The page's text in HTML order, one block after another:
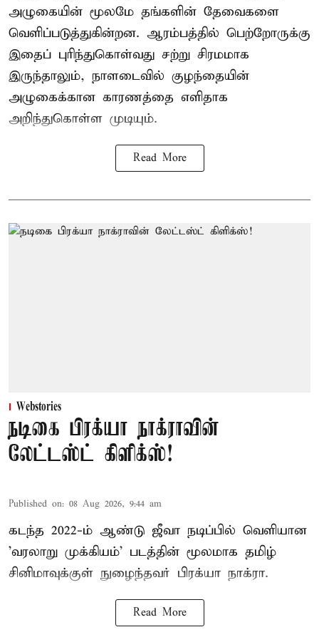
அழுகையின் மூலமே தங்களின் தேவைகளை
வெளிப்படுத்துகின்றன. ஆரம்பத்தில் பெற்றோருக்கு
இதைப் புரிந்துகொள்வது சற்று சிரமமாக
இருந்தாலும், நாளடைவில் குழந்தையின்
அழுகைக்கான காரணத்தை எளிதாக
அறிந்துகொள்ள முடியும்.
Read More
Webstories
நடிகை பிரக்யா நாக்ராவின்
லேட்டஸ்ட் கிளிக்ஸ்!
Published on: 08 Aug 2026, 9:44 am
கடந்த 2022-ம் ஆண்டு ஜீவா நடிப்பில் வெளியான
'வரலாறு முக்கியம்' படத்தின் மூலமாக தமிழ்
சினிமாவுக்குள் நுழைந்தவர் பிரக்யா நாக்ரா.
Read More